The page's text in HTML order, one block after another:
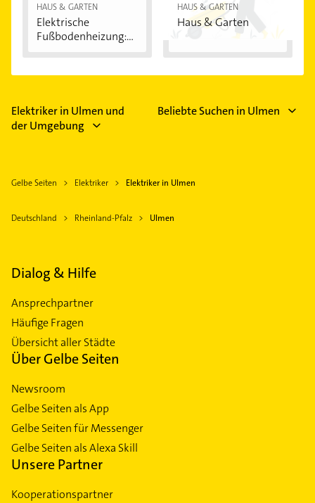
HAUS & GARTEN
Elektrische
Fußbodenheizung:
HAUS & GARTEN
Haus & Garten
Elektriker in Ulmen und
der Umgebung
Beliebte Suchen in Ulmen
Gelbe Seiten Elektriker Elektriker in Ulmen
Deutschland Rheinland-Pfalz Ulmen
Dialog & Hilfe
Ansprechpartner
Häufige Fragen
Übersicht aller Städte
Über Gelbe Seiten
Newsroom
Gelbe Seiten als App
Gelbe Seiten für Messenger
Gelbe Seiten als Alexa Skill
Unsere Partner
Kooperationspartner